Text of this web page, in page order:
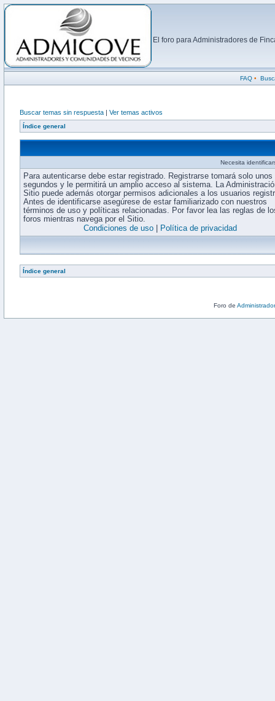
El foro para Administradores de
FAQ•
Buscar temas sin respuesta | Ver temas activos
Índice general
Necesita
Para autenticarse debe estar registrado. Registrarse tomará solo unos
segundos y le permitirá un amplio acceso al sistema. La
Sitio puede además otorgar permisos adicionales a los usuarios
Antes de identificarse asegúrese de estar familiarizado con nuestros
términos de uso y políticas relacionadas. Por favor lea las reglas de
foros mientras navega por el Sitio.
Condiciones de uso
Política de privacidad
Índice general
Foro de